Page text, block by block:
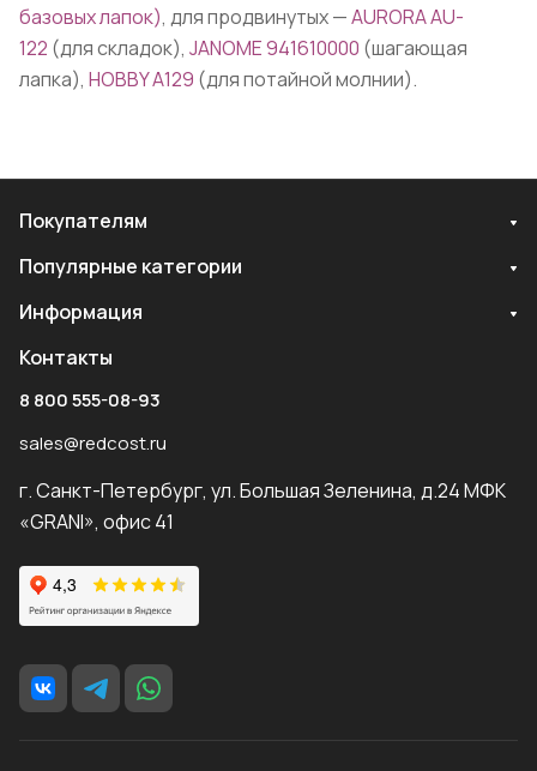
базовых лапок), для продвинутых —AURORA AU-
122 (для складок), JANOME 941610000 (шагающая
лапка), HOBBY A129 (для потайной молнии).
Покупателям
Популярные категории
Информация
Контакты
8 800 555-08-93
sales@redcost.ru
г. Санкт-Петербург, ул. Большая Зеленина, д.24 МФК
«GRANI», офис 41